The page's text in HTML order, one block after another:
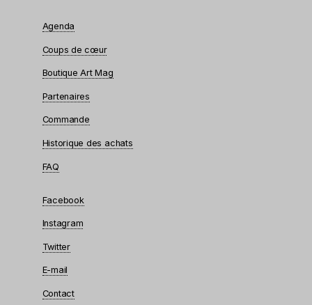
Agenda
Coups de cœur
Boutique Art Mag
Partenaires
Commande
Historique des achats
FAQ
Facebook
Instagram
Twitter
E-mail
Contact